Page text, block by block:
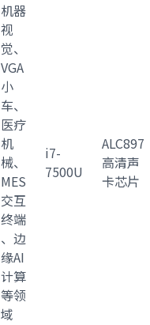
机器
视
觉、
VGA
小
车、
医疗
机
械、
MES
交互
终端
、边
缘AI
计算
等领
域
i7-
7500U
ALC897
高清声
卡芯片